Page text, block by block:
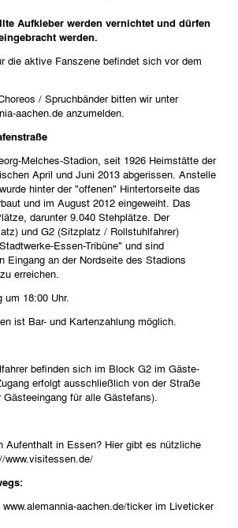
Aufkleber werden vernichtet und dürfen
werden.
die aktive Fanszene befindet sich vor dem
/ Spruchbänder bitten wir unter
aachen.de anzumelden.
Melches-Stadion, seit 1926 Heimstätte der
April und Juni 2013 abgerissen. Anstelle
hinter der "offenen" Hintertorseite das
und im August 2012 eingeweiht. Das
darunter 9.040 Stehplätze. Der
und G2 (Sitzplatz / Rollstuhlfahrer)
Essen-Tribüne" und sind
Eingang an der Nordseite des Stadions
erreichen.
18:00 Uhr.
ist Bar- und Kartenzahlung möglich.
befinden sich im Block G2 im Gäste-
erfolgt ausschließlich von der Straße
Gästeeingang für alle Gästefans).
Aufenthalt in Essen? Hier gibt es nützliche
www.visitessen.de/
www.alemannia-aachen.de/tickerim Liveticker